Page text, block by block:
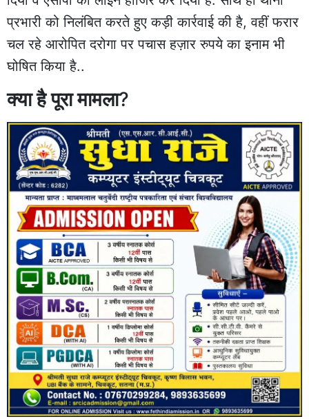
प्रभारी को निलंबित करते हुए कड़ी कार्रवाई की है, वहीं फरार
चल रहे आरोपित दरोगा पर पचास हज़ार रुपये का इनाम भी
घोषित किया है..
क्या है पूरा मामला?